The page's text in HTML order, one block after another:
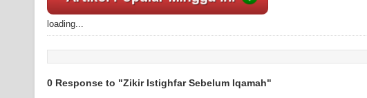
loading...
0 Response to "Zikir Istighfar Sebelum Iqamah"